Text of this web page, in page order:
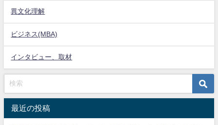
異文化理解
ビジネス(MBA)
インタビュー、取材
最近の投稿